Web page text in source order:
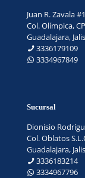
Juan R. Zavala
Col. Olímpica,
Guadalajara,
3336179109
3334967849
Sucursal
Dionisio
Col. Oblatos
Guadalajara,
3336183214
3334967796